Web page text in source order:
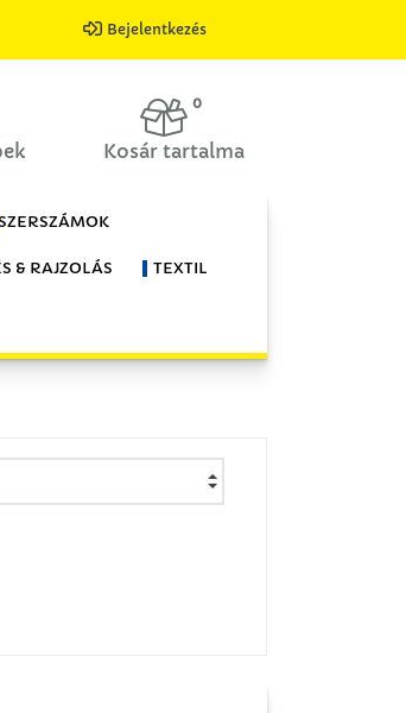
Bejelentkezés
0
Kosár tartalma
& RAJZOLÁS TEXTIL